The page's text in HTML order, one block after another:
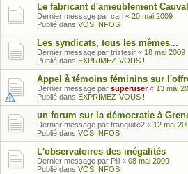
Le fabricant d'ameublement
Dernier message par carl « 20 mai 2009
Publié dans VOS INFOS
Les syndicats, tous les mêmes...
Dernier message par tristesir « 18 mai 2009
Publié dans EXPRIMEZ-VOUS !
Appel à témoins féminins sur
Dernier message par superuser« 13 mai
Publié dans EXPRIMEZ-VOUS !
un forum sur la démocratie à
Dernier message par tranquille2 « 12 mai
Publié dans VOS INFOS
L'observatoires des inégalités
Dernier message par Pili « 08 mai 2009
Publié dans VOS INFOS